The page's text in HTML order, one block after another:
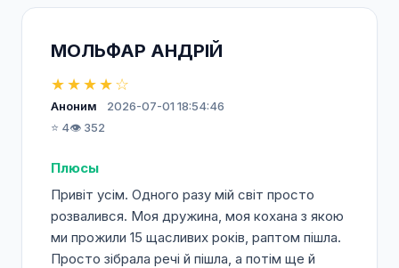
МОЛЬФАР АНДРІЙ
★★★★☆
Аноним
2026-07-01 18:54:46
⭐ 4👁️ 352
Плюсы
Привіт усім. Одного разу мій світ просто
розвалився. Моя дружина, моя кохана з якою
ми прожили 15 щасливих років, раптом пішла.
Просто зібрала речі й пішла, а потім ще й